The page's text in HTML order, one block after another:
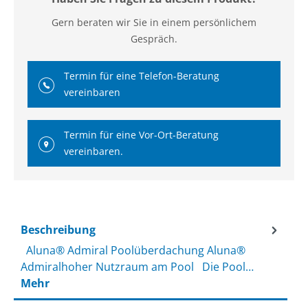
Gern beraten wir Sie in einem persönlichem
Gespräch.
Termin für eine Telefon-Beratung
vereinbaren
Termin für eine Vor-Ort-Beratung
vereinbaren.
Beschreibung
Aluna® Admiral Poolüberdachung Aluna®
Admiralhoher Nutzraum am Pool Die Pool…
Mehr